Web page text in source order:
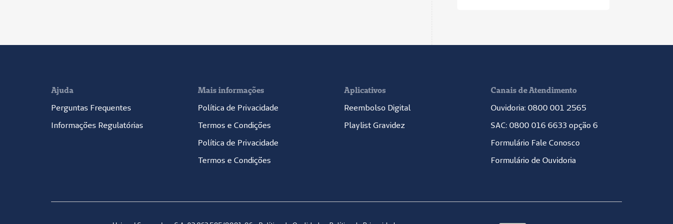
Ajuda
Perguntas Frequentes
Informações Regulatórias
Mais informações
Política de Privacidade
Termos e Condições
Política de Privacidade
Termos e Condições
Aplicativos
Reembolso Digital
Playlist Gravidez
Canais de Atendimento
Ouvidoria: 0800 001 2565
SAC: 0800 016 6633 opção 6
Formulário Fale Conosco
Formulário de Ouvidoria